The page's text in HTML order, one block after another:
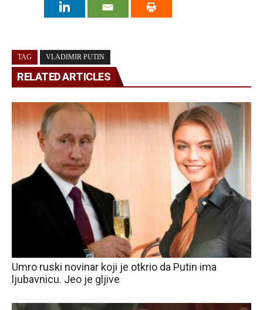
TAG VLADIMIR PUTIN
RELATED ARTICLES
Umro ruski novinar koji je otkrio da Putin ima
ljubavnicu. Jeo je gljive